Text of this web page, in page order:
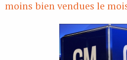
moins bien vendues le